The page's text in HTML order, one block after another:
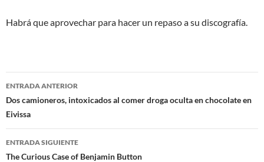
Habrá que aprovechar para hacer un repaso a su discografía.
Navegación
de
entradas
ENTRADA ANTERIOR
Dos camioneros, intoxicados al comer droga oculta en chocolate en
Eivissa
ENTRADA SIGUIENTE
The Curious Case of Benjamin Button